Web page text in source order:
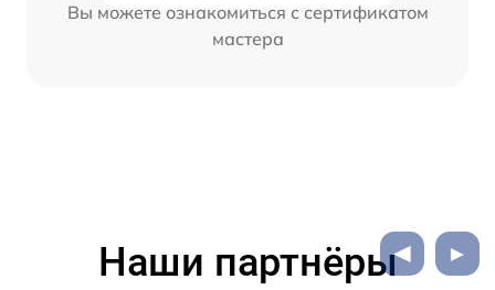
Вы можете ознакомиться с сертификатом
мастера
Наши партнёры